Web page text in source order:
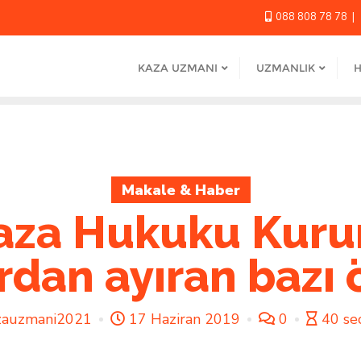
088 808 78 78
KAZA UZMANI UZMANLIK
Makale & Haber
Hukuku
ayıran
17 Haziran 2019 0 40